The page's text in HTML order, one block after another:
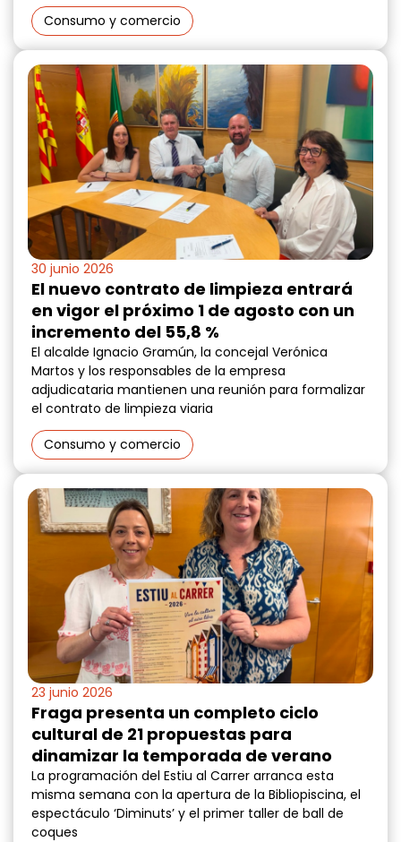
Consumo y comercio
30 junio 2026
El nuevo contrato de limpieza entrará
en vigor el próximo 1 de agosto con un
incremento del 55,8 %
El alcalde Ignacio Gramún, la concejal Verónica
Martos y los responsables de la empresa
adjudicataria mantienen una reunión para formalizar
el contrato de limpieza viaria
Consumo y comercio
23 junio 2026
Fraga presenta un completo ciclo
cultural de 21 propuestas para
dinamizar la temporada de verano
La programación del Estiu al Carrer arranca esta
misma semana con la apertura de la Bibliopiscina, el
espectáculo ‘Diminuts’ y el primer taller de ball de
coques